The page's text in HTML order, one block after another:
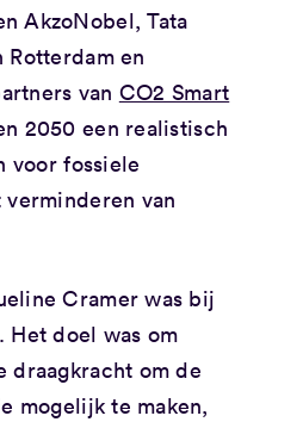
AkzoNobel, Tata
Rotterdam en
van CO2 Smart
2050 een realistisch
voor fossiele
van
Cramer was bij
Het doel was om
draagkracht om de
mogelijk te maken,